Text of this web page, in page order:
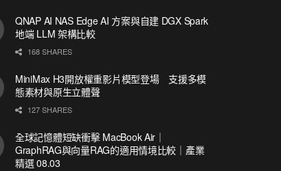
QNAP AI NAS Edge AI 方案與自建 DGX Spark
地端 LLM 架構比較
168 SHARES
MiniMax H3開放權重影片模型登場 支援多模
態素材與原生立體聲
127 SHARES
全球記憶體短缺衝擊 MacBook Air｜
GraphRAG與向量RAG的適用情境比較｜產業
精選 08.03